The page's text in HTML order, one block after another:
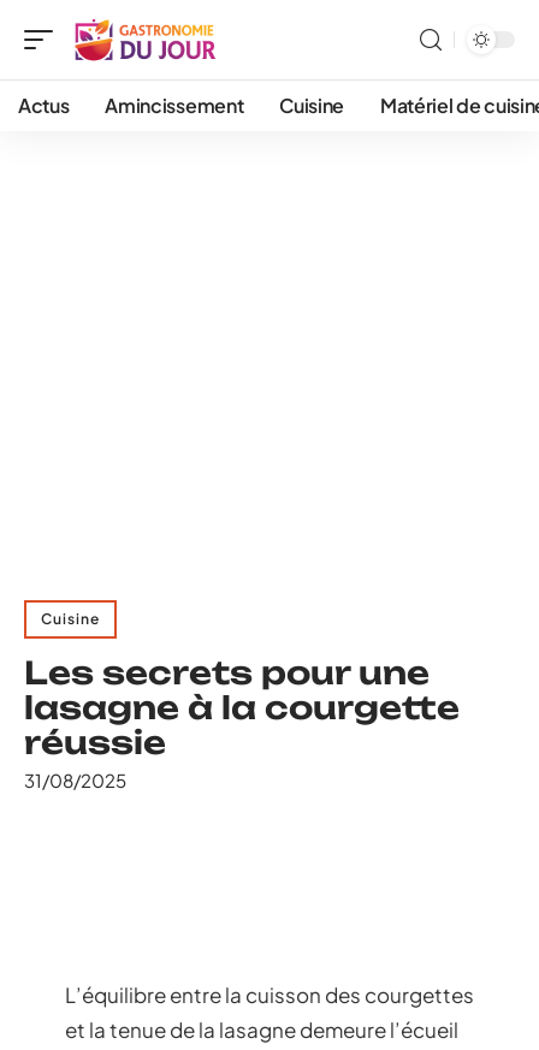
Actus Amincissement Cuisine Matériel de
Cuisine
Les secrets pour une
lasagne à la courgette
réussie
31/08/2025
L’équilibre entre la cuisson des courgettes
et la tenue de la lasagne demeure l’écueil